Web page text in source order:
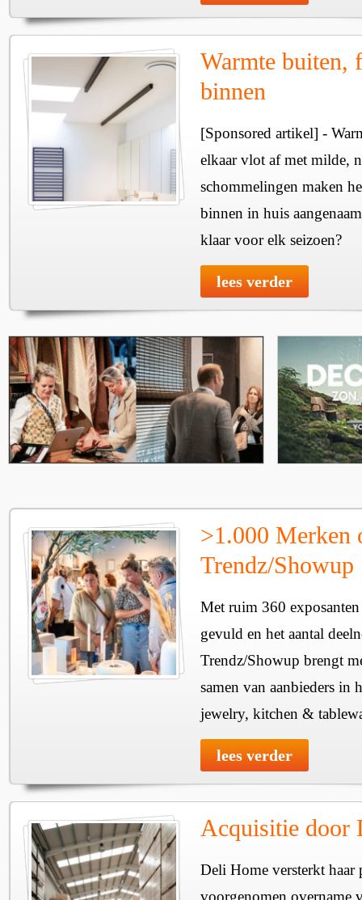
Warmte buiten,
binnen
[Sponsored artikel] -
elkaar vlot af met milde,
schommelingen maken
binnen in huis
klaar voor elk seizoen?
lees verder
>1.000 Merken
Trendz/Showup
Met ruim 360
gevuld en het aantal
Trendz/Showup brengt
samen van aanbieders in
jewelry, kitchen &
lees verder
Acquisitie door
Deli Home versterkt haar
voorgenomen overname